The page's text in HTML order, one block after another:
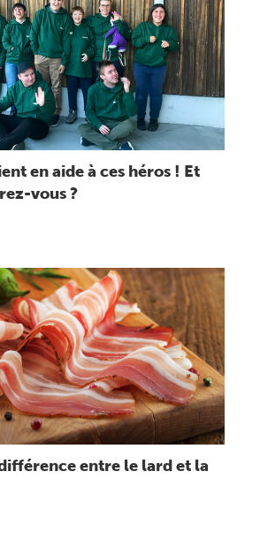
en aide à ces héros ! Et
vous ?
entre le lard et la